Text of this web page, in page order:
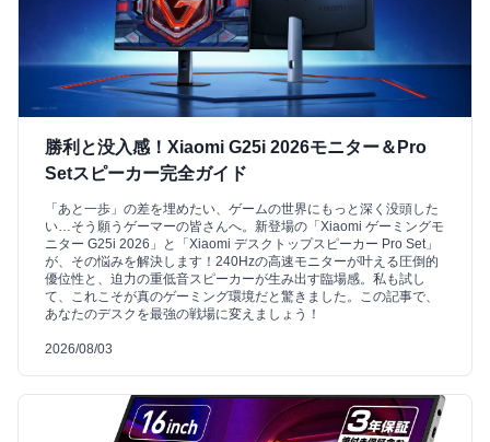
勝利と没入感！Xiaomi G25i 2026モニター＆Pro
Setスピーカー完全ガイド
「あと一歩」の差を埋めたい、ゲームの世界にもっと深く没頭した
い…そう願うゲーマーの皆さんへ。新登場の「Xiaomi ゲーミングモ
ニター G25i 2026」と「Xiaomi デスクトップスピーカー Pro Set」
が、その悩みを解決します！240Hzの高速モニターが叶える圧倒的
優位性と、迫力の重低音スピーカーが生み出す臨場感。私も試し
て、これこそが真のゲーミング環境だと驚きました。この記事で、
あなたのデスクを最強の戦場に変えましょう！
2026/08/03